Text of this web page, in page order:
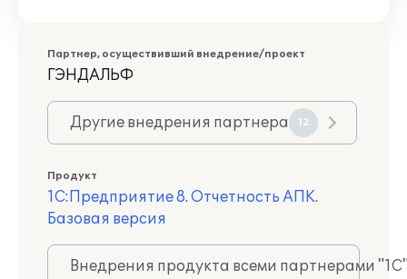
Партнер, осуществивший внедрение/проект
ГЭНДАЛЬФ
Другие внедрения партнера 12
Продукт
1С:Предприятие 8. Отчетность АПК.
Базовая версия
Внедрения продукта всеми партнерами